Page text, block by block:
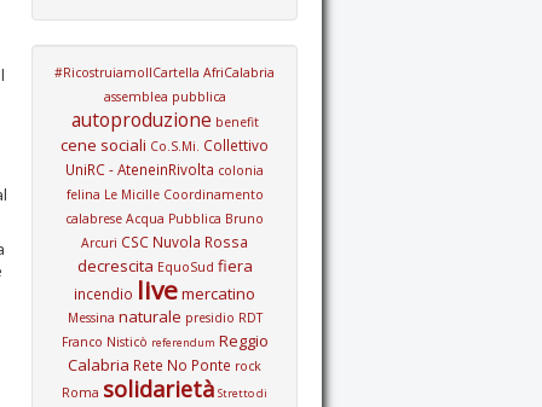
#RicostruiamoIlCartella AfriCalabria
assemblea pubblica
autoproduzione benefit
cene sociali Co.S.Mi. Collettivo
UniRC - AteneinRivolta colonia
felina Le Micille Coordinamento
calabrese Acqua Pubblica Bruno
Arcuri CSC Nuvola Rossa
decrescita EquoSud fiera
incendio livemercatino
Messina naturale presidio RDT
Franco Nisticò referendum Reggio
Calabria Rete No Ponte rock
Roma solidarietà Stretto di